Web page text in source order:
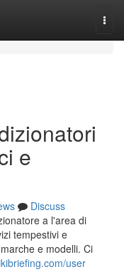
e
Discuss
a l'area di
tempestivi e
e modelli. Ci
user